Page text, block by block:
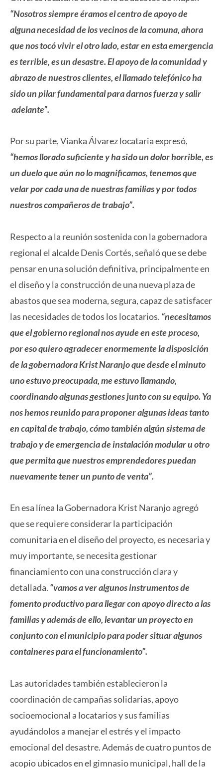
“Nosotros siempre éramos el centro de apoyo de
alguna necesidad de los vecinos de la comuna, ahora
que nos tocó vivir el otro lado, estar en esta emergencia
es terrible, es un desastre. El apoyo de la comunidad y
abrazo de nuestros clientes, el llamado telefónico ha
sido un pilar fundamental para darnos fuerza y salir
adelante”.
Por su parte, Vianka Álvarez locataria expresó,
“hemos llorado suficiente y ha sido un dolor horrible, es
un duelo que aún no lo magnificamos, tenemos que
velar por cada una de nuestras familias y por todos
nuestros compañeros de trabajo”.
Respecto a la reunión sostenida con la gobernadora
regional el alcalde Denis Cortés, señaló que se debe
pensar en una solución definitiva, principalmente en
el diseño y la construcción de una nueva plaza de
abastos que sea moderna, segura, capaz de satisfacer
las necesidades de todos los locatarios. “necesitamos
que el gobierno regional nos ayude en este proceso,
por eso quiero agradecer enormemente la disposición
de la gobernadora Krist Naranjo que desde el minuto
uno estuvo preocupada, me estuvo llamando,
coordinando algunas gestiones junto con su equipo. Ya
nos hemos reunido para proponer algunas ideas tanto
en capital de trabajo, cómo también algún sistema de
trabajo y de emergencia de instalación modular u otro
que permita que nuestros emprendedores puedan
nuevamente tener un punto de venta”.
En esa línea la Gobernadora Krist Naranjo agregó
que se requiere considerar la participación
comunitaria en el diseño del proyecto, es necesaria y
muy importante, se necesita gestionar
financiamiento con una construcción clara y
detallada. “vamos a ver algunos instrumentos de
fomento productivo para llegar con apoyo directo a las
familias y además de ello, levantar un proyecto en
conjunto con el municipio para poder situar algunos
containeres para el funcionamiento”.
Las autoridades también establecieron la
coordinación de campañas solidarias, apoyo
socioemocional a locatarios y sus familias
ayudándolos a manejar el estrés y el impacto
emocional del desastre. Además de cuatro puntos de
acopio ubicados en el gimnasio municipal, hall de la